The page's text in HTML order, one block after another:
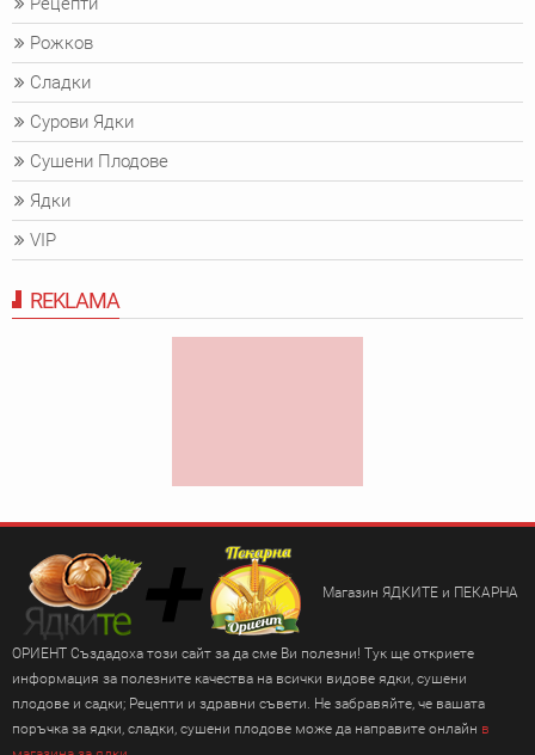
Рожков
Сладки
Сурови Ядки
Сушени Плодове
Ядки
VIP
REKLAMA
Магазин ЯДКИТЕ и ПЕКАРНА
ОРИЕНТ Създадоха този сайт за да сме Ви полезни! Тук ще откриете
информация за полезните качества на всички видове ядки, сушени
плодове и садки; Рецепти и здравни съвети. Не забравяйте, че вашата
поръчка за ядки, сладки, сушени плодове може да направите онлайн в